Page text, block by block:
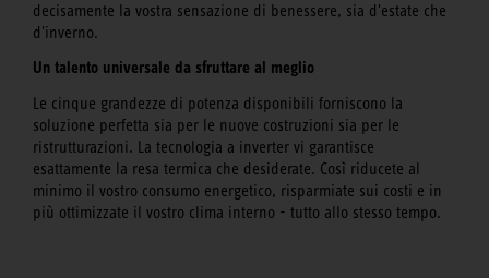
decisamente la vostra sensazione di benessere, sia d'estate che
d'inverno.
Un talento universale da sfruttare al meglio
Le cinque grandezze di potenza disponibili forniscono la
soluzione perfetta sia per le nuove costruzioni sia per le
ristrutturazioni. La tecnologia a inverter vi garantisce
esattamente la resa termica che desiderate. Così riducete al
minimo il vostro consumo energetico, risparmiate sui costi e in
più ottimizzate il vostro clima interno - tutto allo stesso tempo.